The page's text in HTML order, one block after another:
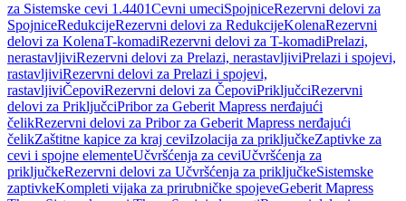
za Sistemske cevi 1.4401Cevni umeciSpojniceRezervni delovi za
SpojniceRedukcijeRezervni delovi za RedukcijeKolenaRezervni
delovi za KolenaT-komadiRezervni delovi za T-komadiPrelazi,
nerastavljiviRezervni delovi za Prelazi, nerastavljiviPrelazi i spojevi,
rastavljiviRezervni delovi za Prelazi i spojevi,
rastavljiviČepoviRezervni delovi za ČepoviPriključciRezervni
delovi za PriključciPribor za Geberit Mapress nerđajući
čelikRezervni delovi za Pribor za Geberit Mapress nerđajući
čelikZaštitne kapice za kraj ceviIzolacija za priključkeZaptivke za
cevi i spojne elementeUčvršćenja za ceviUčvršćenja za
priključkeRezervni delovi za Učvršćenja za priključkeSistemske
zaptivkeKompleti vijaka za prirubničke spojeveGeberit Mapress